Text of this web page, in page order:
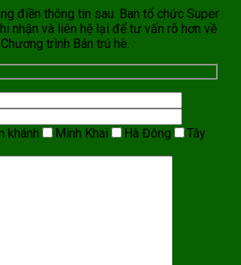
điền thông tin sau. Ban tổ chức Super
nhận và liên hệ lại để tư vấn rõ hơn về
Chương trình Bán trú hè.
khánh Minh Khai Hà Đông
Tây